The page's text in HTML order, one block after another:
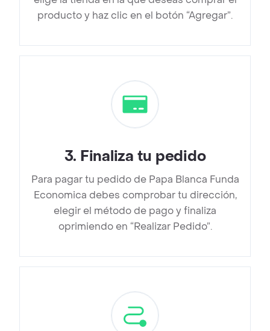
producto y haz clic en el botón “Agregar”.
3. Finaliza tu pedido
Para pagar tu pedido de Papa Blanca Funda
Economica debes comprobar tu dirección,
elegir el método de pago y finaliza
oprimiendo en “Realizar Pedido”.